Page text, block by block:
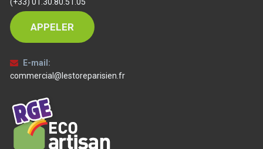
(+33) 01.30.80.51.05
APPELER
E-mail:
commercial@lestoreparisien.fr